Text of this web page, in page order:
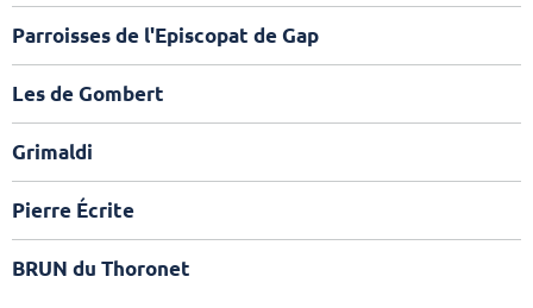
Parroisses de l'Episcopat de Gap
Les de Gombert
Grimaldi
Pierre Écrite
BRUN du Thoronet